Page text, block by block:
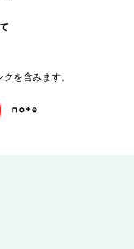
を含みます。